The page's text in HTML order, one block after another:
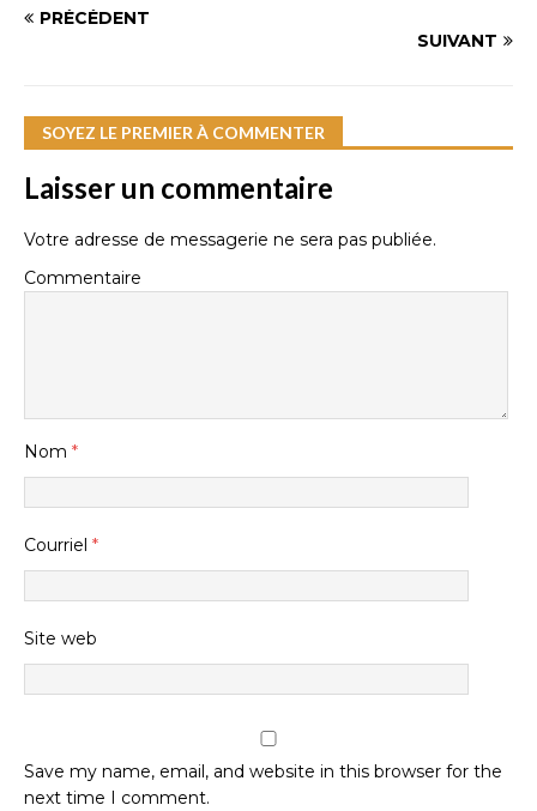
PRÉCÉDENT
SUIVANT
SOYEZ LE PREMIER À COMMENTER
Laisser un commentaire
Votre adresse de messagerie ne sera pas publiée.
Commentaire
Nom *
Courriel *
Site web
Save my name, email, and website in this browser for the
next time I comment.